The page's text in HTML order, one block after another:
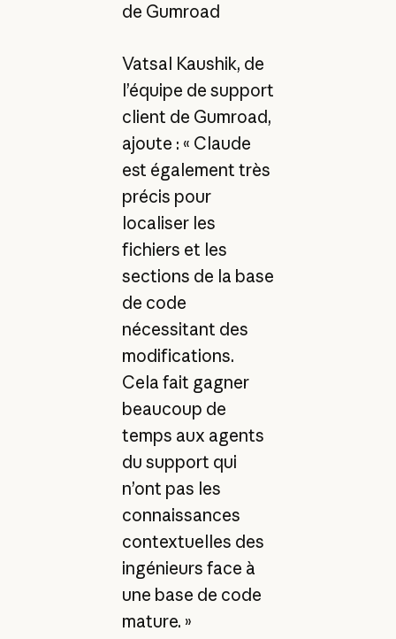
de Gumroad
Vatsal Kaushik, de
l’équipe de support
client de Gumroad,
ajoute : « Claude
est également très
précis pour
localiser les
fichiers et les
sections de la base
de code
nécessitant des
modifications.
Cela fait gagner
beaucoup de
temps aux agents
du support qui
n’ont pas les
connaissances
contextuelles des
ingénieurs face à
une base de code
mature. »